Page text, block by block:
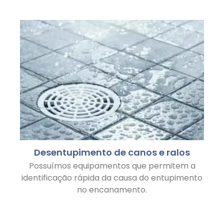
Desentupimento de canos e ralos
Possuímos equipamentos que permitem a
identificação rápida da causa do entupimento
no encanamento.